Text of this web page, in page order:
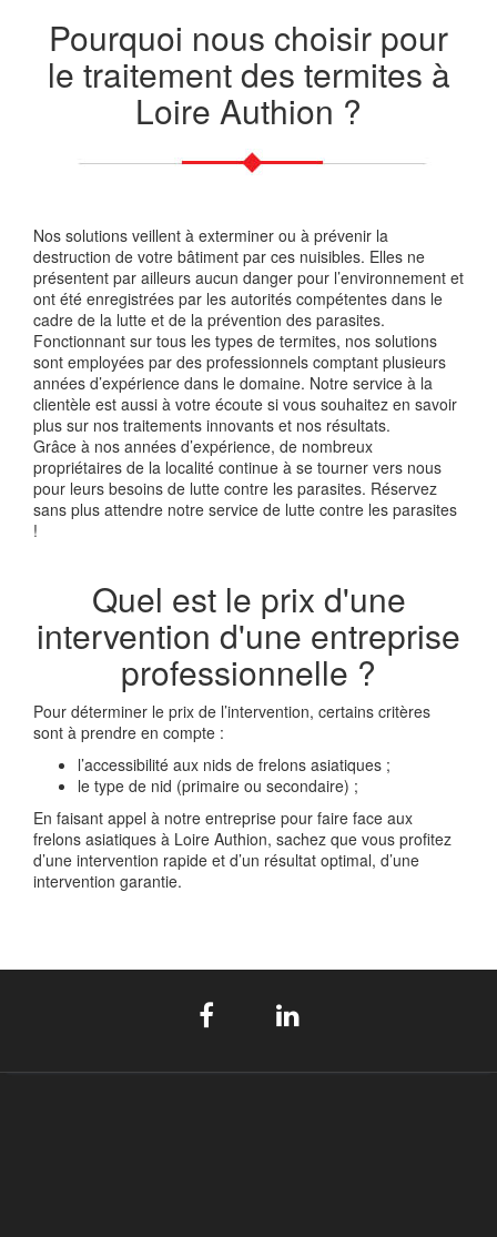
Pourquoi nous choisir pour
le traitement des termites à
Loire Authion ?
Nos solutions veillent à exterminer ou à prévenir la
destruction de votre bâtiment par ces nuisibles. Elles ne
présentent par ailleurs aucun danger pour l’environnement et
ont été enregistrées par les autorités compétentes dans le
cadre de la lutte et de la prévention des parasites.
Fonctionnant sur tous les types de termites, nos solutions
sont employées par des professionnels comptant plusieurs
années d’expérience dans le domaine. Notre service à la
clientèle est aussi à votre écoute si vous souhaitez en savoir
plus sur nos traitements innovants et nos résultats.
Grâce à nos années d’expérience, de nombreux
propriétaires de la localité continue à se tourner vers nous
pour leurs besoins de lutte contre les parasites. Réservez
sans plus attendre notre service de lutte contre les parasites
!
Quel est le prix d'une
intervention d'une entreprise
professionnelle ?
Pour déterminer le prix de l’intervention, certains critères
sont à prendre en compte :
l’accessibilité aux nids de frelons asiatiques ;
le type de nid (primaire ou secondaire) ;
En faisant appel à notre entreprise pour faire face aux
frelons asiatiques à Loire Authion, sachez que vous profitez
d’une intervention rapide et d’un résultat optimal, d’une
intervention garantie.